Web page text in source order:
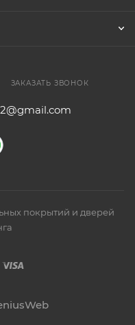
ЗАКАЗАТЬ ЗВОНОК
покрытий и дверей